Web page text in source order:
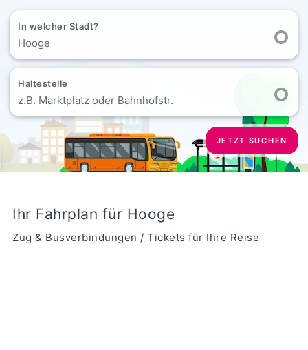
In welcher Stadt?
Hooge
Haltestelle
z.B. Marktplatz oder Bahnhofstr.
JETZT SUCHEN
Ihr Fahrplan für Hooge
Zug & Busverbindungen / Tickets für Ihre Reise